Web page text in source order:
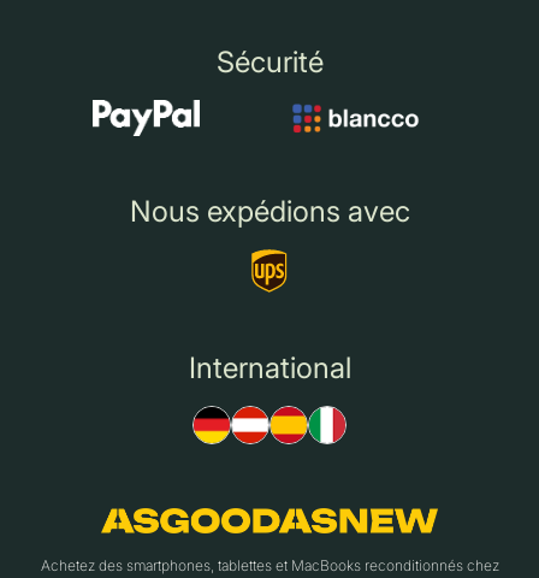
Sécurité
Nous expédions avec
International
Achetez des smartphones, tablettes et MacBooks reconditionnés chez